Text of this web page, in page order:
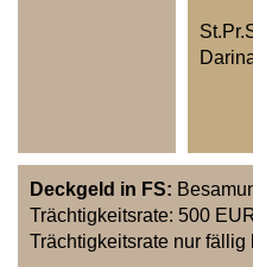
Deckgeld in FS:
Trächtigkeitsrate: 500
Trächtigkeitsrate nur